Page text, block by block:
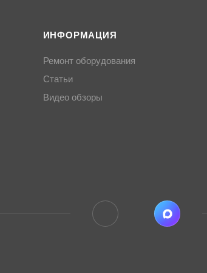
ИНФОРМАЦИЯ
Ремонт оборудования
Статьи
Видео обзоры